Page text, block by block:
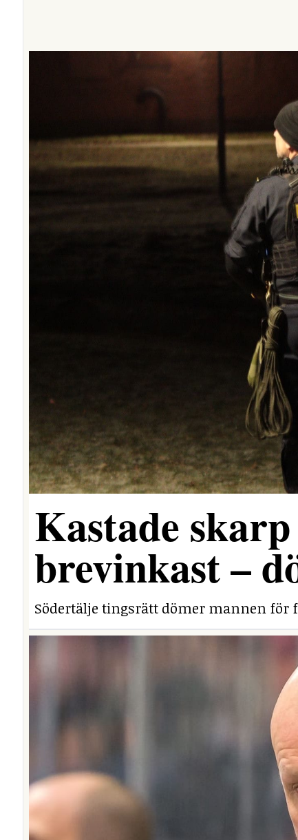
Kastade
brevinkast –
Södertälje tingsrätt dömer mannen för